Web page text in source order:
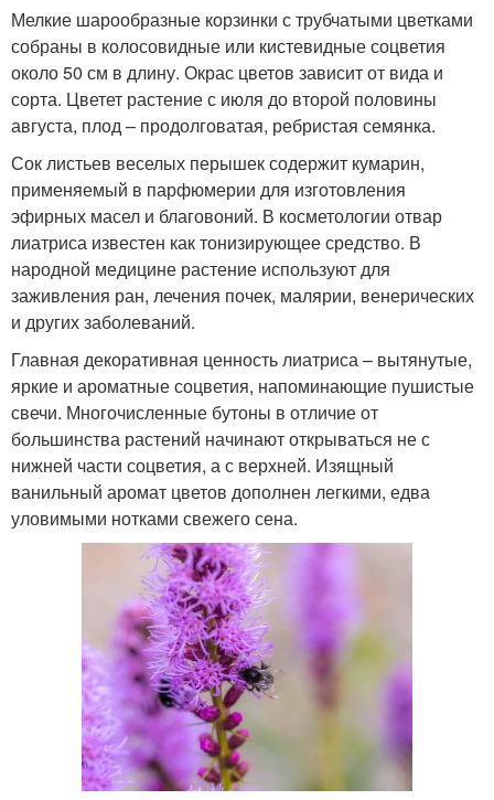
Мелкие шарообразные корзинки с трубчатыми цветками
собраны в колосовидные или кистевидные соцветия
около 50 см в длину. Окрас цветов зависит от вида и
сорта. Цветет растение с июля до второй половины
августа, плод – продолговатая, ребристая семянка.
Сок листьев веселых перышек содержит кумарин,
применяемый в парфюмерии для изготовления
эфирных масел и благовоний. В косметологии отвар
лиатриса известен как тонизирующее средство. В
народной медицине растение используют для
заживления ран, лечения почек, малярии, венерических
и других заболеваний.
Главная декоративная ценность лиатриса – вытянутые,
яркие и ароматные соцветия, напоминающие пушистые
свечи. Многочисленные бутоны в отличие от
большинства растений начинают открываться не с
нижней части соцветия, а с верхней. Изящный
ванильный аромат цветов дополнен легкими, едва
уловимыми нотками свежего сена.